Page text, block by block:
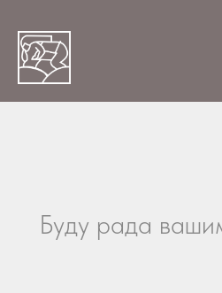
Буду рада